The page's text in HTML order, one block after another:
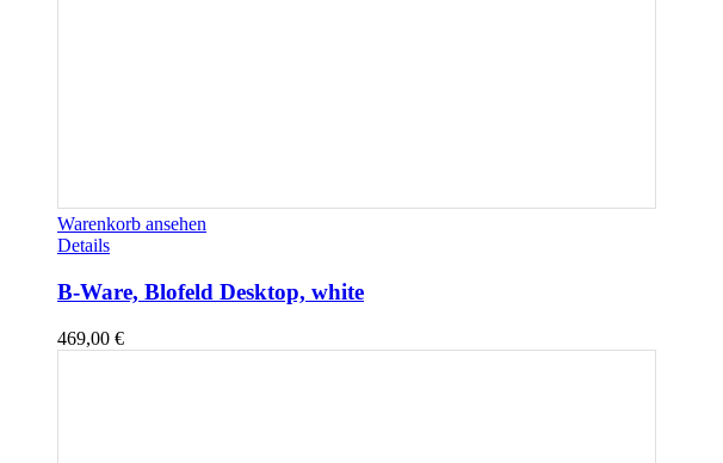
Warenkorb ansehen
Details
B-Ware, Blofeld Desktop, white
469,00 €